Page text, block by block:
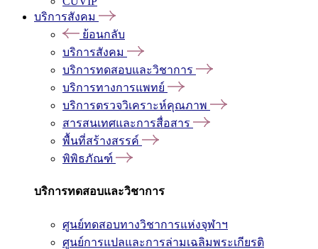
บริการสังคม
ย้อนกลับ
บริการสังคม
บริการทดสอบและวิชาการ
บริการทางการแพทย์
บริการตรวจวิเคราะห์คุณภาพ
สารสนเทศและการสื่อสาร
พื้นที่สร้างสรรค์
พิพิธภัณฑ์
บริการทดสอบและวิชาการ
ศูนย์ทดสอบทางวิชาการแห่งจุฬาฯ
ศูนย์การแปลและการล่ามเฉลิมพระเกียรติ